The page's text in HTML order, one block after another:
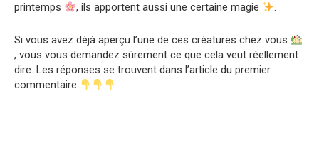
printemps
, ils apportent aussi une certaine magie .
Si vous avez déjà aperçu l’une de ces créatures chez vous
, vous vous demandez sûrement ce que cela veut réellement
dire. Les réponses se trouvent dans l’article du premier
commentaire
.